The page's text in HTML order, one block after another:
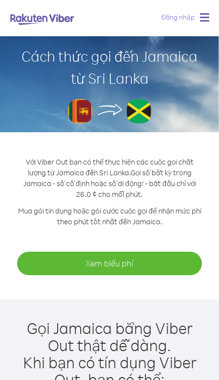
Đăng nhập
Cách thức gọi đến Jamaica
từ Sri Lanka
Với Viber Out bạn có thể thực hiện các cuộc gọi chất
lượng từ Jamaica đến Sri Lanka.Gọi số bất kỳ trong
Jamaica - số cố định hoặc số di động! - bắt đầu chỉ với
26.0 ¢ cho mỗi phút.
Mua gói tín dụng hoặc gói cước cuộc gọi để nhận mức phí
theo phút tốt nhất đến Jamaica.
Xem biểu phí
Gọi Jamaica bằng Viber
Out thật dễ dàng.
Khi bạn có tín dụng Viber